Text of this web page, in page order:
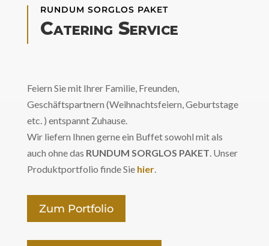
RUNDUM SORGLOS PAKET
Catering Service
Feiern Sie mit Ihrer Familie, Freunden,
Geschäftspartnern (Weihnachtsfeiern, Geburtstage
etc. ) entspannt Zuhause.
Wir liefern Ihnen gerne ein Buffet sowohl mit als
auch ohne das RUNDUM SORGLOS PAKET. Unser
Produktportfolio finde Sie hier.
Zum Portfolio